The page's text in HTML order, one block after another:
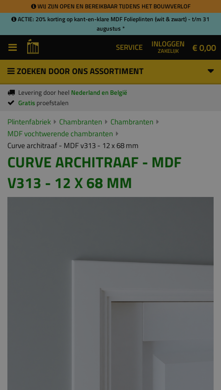
WIJ ZIJN OPEN EN BEREIKBAAR TIJDENS HET BOUWVERLOF
ACTIE: 20% korting op kant-en-klare MDF Folieplinten (wit & zwart) - t/m 31
augustus *
SERVICE INLOGGEN
ZAKELIJK € 0,00
ZOEKEN DOOR ONS ASSORTIMENT
Levering door heel Nederland en België
Gratis proefstalen
Plintenfabriek Chambranten
Chambranten
MDF vochtwerende chambranten
Curve architraaf - MDF v313 - 12 x 68 mm
CURVE ARCHITRAAF - MDF
V313 - 12 X 68 MM